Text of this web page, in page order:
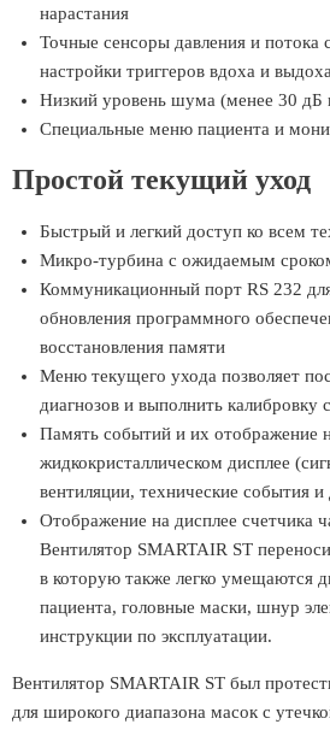
нарастания
Точные сенсоры давления и потока
настройки триггеров вдоха и выдоха
Низкий уровень шума (менее 30 дБ
Специальные меню пациента и
Простой текущий уход
Быстрый и легкий доступ ко всем
Микро-турбина с ожидаемым
Коммуникационный порт RS 232
обновления программного
восстановления памяти
Меню текущего ухода позволяет
диагнозов и выполнить калибровку
Память событий и их отображение
жидкокристаллическом дисплее
вентиляции, технические события и
Отображение на дисплее счетчика
Вентилятор SMARTAIR ST
в которую также легко умещаются
пациента, головные маски, шнур
инструкции по эксплуатации.
Вентилятор SMARTAIR ST был
для широкого диапазона масок с